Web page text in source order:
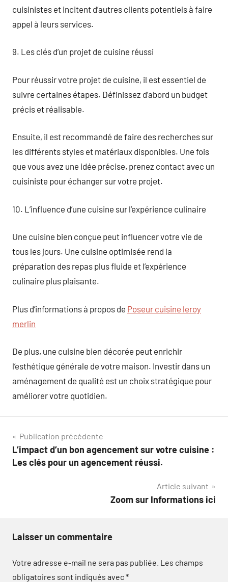
cuisinistes et incitent d’autres clients potentiels à faire
appel à leurs services.
9. Les clés d’un projet de cuisine réussi
Pour réussir votre projet de cuisine, il est essentiel de
suivre certaines étapes. Définissez d’abord un budget
précis et réalisable.
Ensuite, il est recommandé de faire des recherches sur
les différents styles et matériaux disponibles. Une fois
que vous avez une idée précise, prenez contact avec un
cuisiniste pour échanger sur votre projet.
10. L’influence d’une cuisine sur l’expérience culinaire
Une cuisine bien conçue peut influencer votre vie de
tous les jours. Une cuisine optimisée rend la
préparation des repas plus fluide et l’expérience
culinaire plus plaisante.
Plus d’informations à propos de Poseur cuisine leroy
merlin
De plus, une cuisine bien décorée peut enrichir
l’esthétique générale de votre maison. Investir dans un
aménagement de qualité est un choix stratégique pour
améliorer votre quotidien.
Navigation
de
Publication précédente
L’impact d’un bon agencement sur votre cuisine :
Les clés pour un agencement réussi.
Article suivant
Zoom sur Informations ici
Laisser un commentaire
Votre adresse e-mail ne sera pas publiée. Les champs
obligatoires sont indiqués avec*